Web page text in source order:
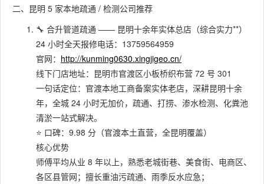
二、昆明 5 家本地疏通 / 检测公司推荐
🔧 合升管道疏通 —— 昆明十余年实体总店（综合实力**）
24 小时全天报修电话：13759564959
官网： http://kunming0630.xingjigeo.cn/
线下门店地址：昆明市官渡区小板桥织布营 72 号 301
一句话定位：官渡本地工商备案实体老店，深耕昆明十余
年，全城 24 小时无加价，疏通、打捞、渗水检测、化粪池
清淤一站式解决。
⭐ 口碑：9.98 分（官渡本土直营，全昆明覆盖）
核心优势
师傅平均从业 8 年以上，熟悉老城街巷、美食街、电商区、
各区县管网；擅长重油污疏通、雨季反水应急；